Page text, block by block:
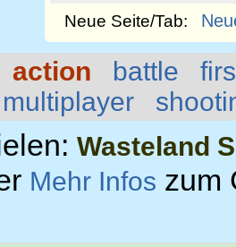
Neue Seite/Tab:
action battle
multiplayer
Wasteland
Mehr Infos zum